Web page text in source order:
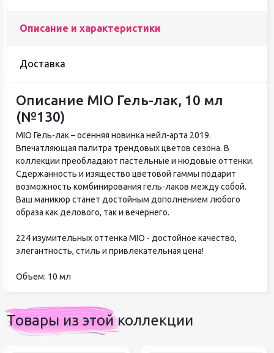
Описание и характеристики
Доставка
Описание MIO Гель-лак, 10 мл
(№130)
MIO Гель-лак – осенняя новинка нейл-арта 2019.
Впечатляющая палитра трендовых цветов сезона. В
коллекции преобладают пастельные и нюдовые оттенки.
Сдержанность и изящество цветовой гаммы подарит
возможность комбинирования гель-лаков между собой.
Ваш маникюр станет достойным дополнением любого
образа как делового, так и вечернего.
224 изумительных оттенка MIO - достойное качество,
элегантность, стиль и привлекательная цена!
Объем: 10 мл
Товары из этой коллекции